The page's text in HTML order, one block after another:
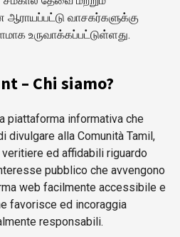
வாசகர்களுக்கு
உருவாக்கப்பட்டுள்ளது.
– Chi siamo?
piattaforma informativa che
divulgare alla Comunità Tamil,
ed affidabili riguardo
pubblico che avvengono
web facilmente accessibile e
favorisce ed incoraggia
responsabili.